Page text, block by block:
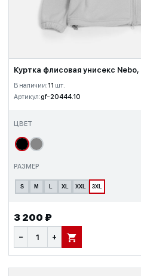
Куртка флисовая унисекс
В наличии:11 шт.
Артикул:gf-20444.10
ЦВЕТ
РАЗМЕР
S M L XL XXL 3XL
3 200 ₽
− + В КОРЗИНУ